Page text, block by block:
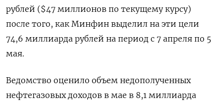
рублей ($47 миллионов по текущему курсу)
после того, как Минфин выделил на эти цели
74,6 миллиарда рублей на период с 7 апреля по 5
мая.
Ведомство оценило объем недополученных
нефтегазовых доходов в мае в 8,1 миллиарда